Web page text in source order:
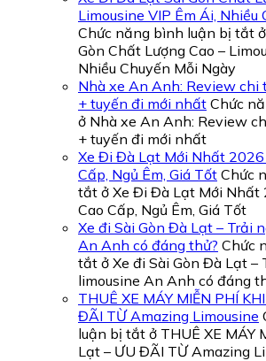
Limousine VIP Êm Ái, Nhiều
Chức năng bình luận bị tắt
Gòn Chất Lượng Cao –
Nhiều Chuyến Mỗi Ngày
Nhà xe An Anh: Review chi
+ tuyến đi mới nhất Chức
ở Nhà xe An Anh: Review
+ tuyến đi mới nhất
Xe Đi Đà Lạt Mới Nhất 2026
Cấp, Ngủ Êm, Giá Tốt Chức
tắt ở Xe Đi Đà Lạt Mới Nhất
Cao Cấp, Ngủ Êm, Giá Tốt
Xe đi Sài Gòn Đà Lạt – Trải
An Anh có đáng thử? Chức
tắt ở Xe đi Sài Gòn Đà Lạt –
limousine An Anh có đáng
THUÊ XE MÁY MIỄN PHÍ
ĐÃI TỪ Amazing Limousine
luận bị tắt ở THUÊ XE MÁY
Lạt – ƯU ĐÃI TỪ Amazing